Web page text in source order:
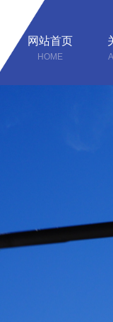
网站首页
HOME